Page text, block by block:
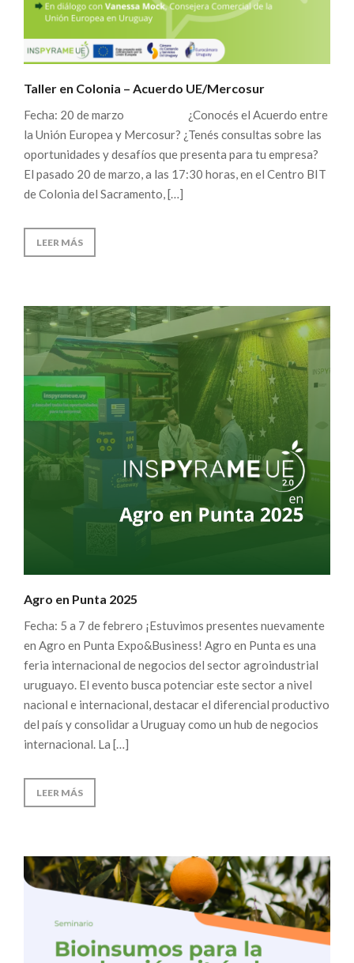
Taller en Colonia – Acuerdo UE/Mercosur
Fecha: 20 de marzo ¿Conocés el Acuerdo entre
la Unión Europea y Mercosur? ¿Tenés consultas sobre las
oportunidades y desafíos que presenta para tu empresa?
El pasado 20 de marzo, a las 17:30 horas, en el Centro BIT
de Colonia del Sacramento, […]
LEER MÁS
Agro en Punta 2025
Fecha: 5 a 7 de febrero ¡Estuvimos presentes nuevamente
en Agro en Punta Expo&Business! Agro en Punta es una
feria internacional de negocios del sector agroindustrial
uruguayo. El evento busca potenciar este sector a nivel
nacional e internacional, destacar el diferencial productivo
del país y consolidar a Uruguay como un hub de negocios
internacional. La […]
LEER MÁS